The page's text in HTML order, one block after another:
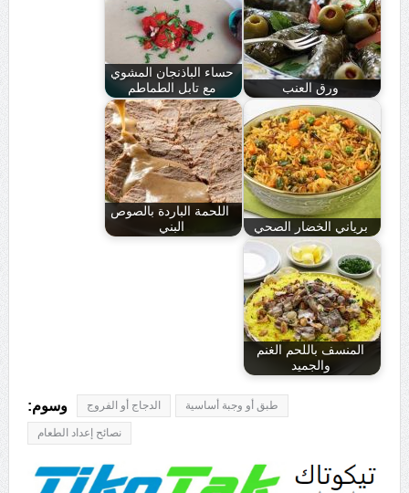
ورق العنب
حساء الباذنجان المشوي
مع تابل الطماطم
برياني الخضار الصحي
‎ ‎اللحمة الباردة بالصوص
البني
المنسف باللحم الغنم
والجميد
وسوم: الدجاج أو الفروج طبق أو وجبة أساسية
نصائح إعداد الطعام